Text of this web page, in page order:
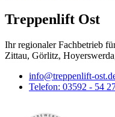
Treppenlift Ost
Ihr regionaler Fachbetrieb
Zittau, Görlitz,
info@treppenlift-
Telefon: 03592 - 54